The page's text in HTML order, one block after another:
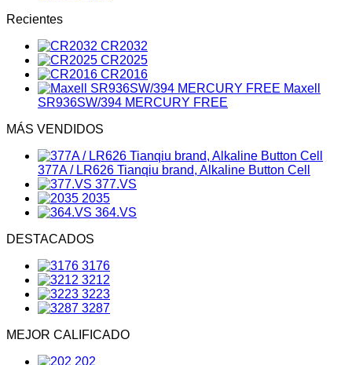
Recientes
CR2032
CR2025
CR2016
Maxell
SR936SW/394 MERCURY FREE
MÁS VENDIDOS
377A / LR626 Tianqiu brand, Alkaline Button Cell
377.VS
2035
364.VS
DESTACADOS
3176
3212
3223
3287
MEJOR CALIFICADO
202